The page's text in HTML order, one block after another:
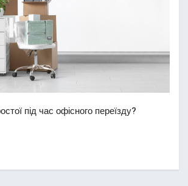
під час офісного переїзду?